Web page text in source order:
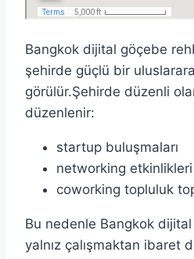
Bangkok dijital göçebe
şehirde güçlü bir
görülür.Şehirde düzenli
düzenlenir:
startup buluşmaları
networking etkinlikleri
coworking topluluk
Bu nedenle Bangkok dijital
yalnız çalışmaktan ibaret